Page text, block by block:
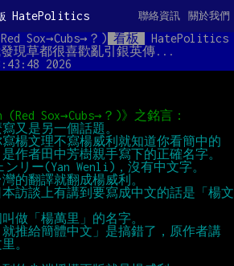
HatePolitics 關於我們
聯絡資訊
Sox→Cubs→？) 看板
HatePolitics
現草都很喜歡亂引銀英傳...
2026
訪談上有講到要寫成中文的話是「楊文
推給簡體中文」是搞錯了，原作者講